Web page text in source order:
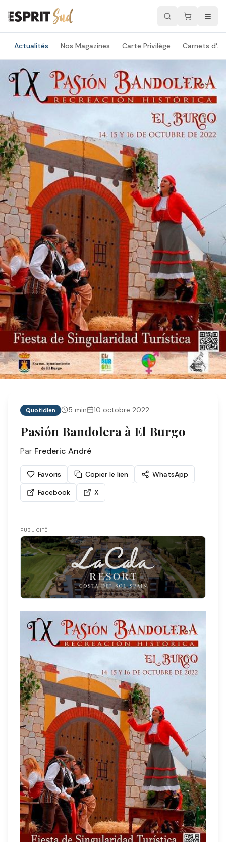
Actualités Nos Magazines Carte Privilège Carnets
Quotidien 5 min 10 octobre 2022
Pasión Bandolera à El Burgo
Par Frederic André
Favoris Copier le lien
WhatsApp
Facebook
X
PUBLICITÉ